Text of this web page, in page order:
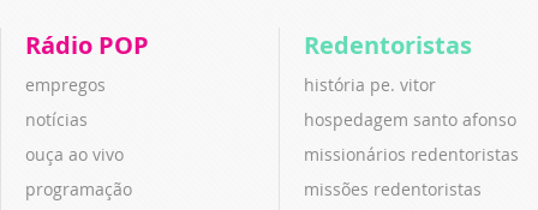
Rádio POP
empregos
notícias
ouça ao vivo
programação
Redentoristas
história pe. vitor
hospedagem santo afonso
missionários redentoristas
missões redentoristas